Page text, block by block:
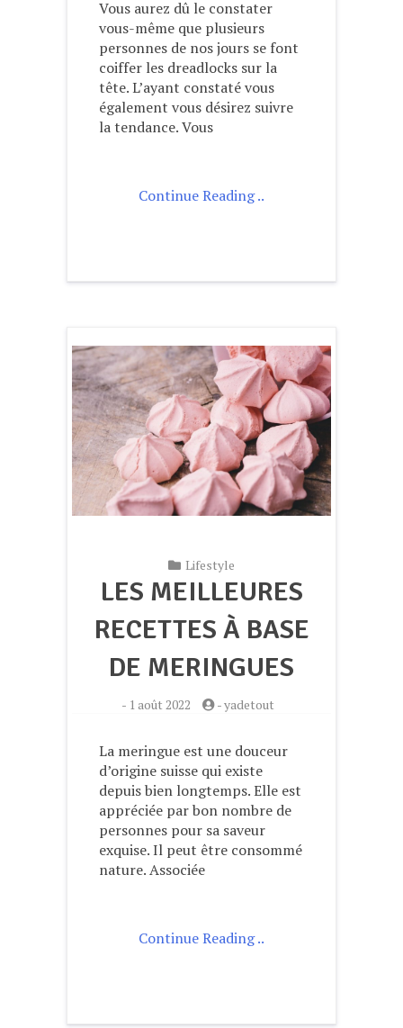
Vous aurez dû le constater
vous-même que plusieurs
personnes de nos jours se font
coiffer les dreadlocks sur la
tête. L’ayant constaté vous
également vous désirez suivre
la tendance. Vous
Continue Reading ..
Lifestyle
LES MEILLEURES
RECETTES À BASE
DE MERINGUES
- 1 août 2022 -yadetout
La meringue est une douceur
d’origine suisse qui existe
depuis bien longtemps. Elle est
appréciée par bon nombre de
personnes pour sa saveur
exquise. Il peut être consommé
nature. Associée
Continue Reading ..